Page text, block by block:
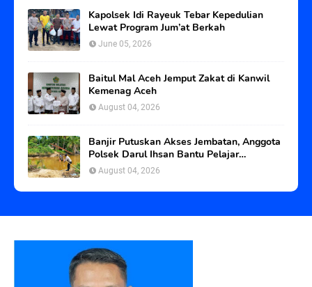
Kapolsek Idi Rayeuk Tebar Kepedulian
Lewat Program Jum’at Berkah
June 05, 2026
Baitul Mal Aceh Jemput Zakat di Kanwil
Kemenag Aceh
August 04, 2026
Banjir Putuskan Akses Jembatan, Anggota
Polsek Darul Ihsan Bantu Pelajar
Seberangi Sungai
August 04, 2026